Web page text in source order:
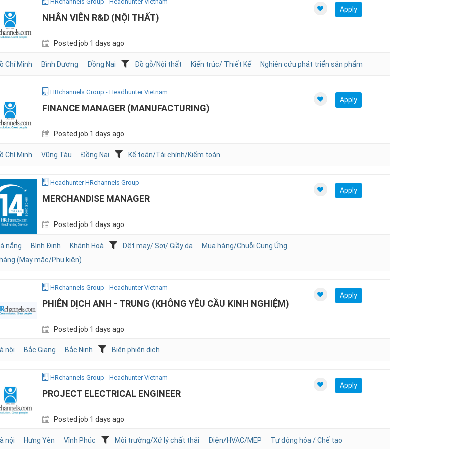
NHÂN VIÊN R&D (NỘI THẤT)
Posted job 1 days ago
Apply
Chí Minh Bình Dương Đồng Nai Đồ gỗ/Nội thất Kiến trúc/ Thiết Kế Nghiên cứu phát triển sản phẩm
HRchannels Group - Headhunter Vietnam
FINANCE MANAGER (MANUFACTURING)
Posted job 1 days ago
Apply
Chí Minh Vũng Tàu Đồng Nai Kế toán/Tài chính/Kiểm toán
Headhunter HRchannels Group
MERCHANDISE MANAGER
Posted job 1 days ago
Apply
nẵng Bình Định Khánh Hoà Dệt may/ Sợi/ Giầy da
Mua hàng/Chuỗi Cung Ứng
(May mặc/Phụ kiện)
HRchannels Group - Headhunter Vietnam
PHIÊN DỊCH ANH - TRUNG (KHÔNG YÊU CẦU KINH NGHIỆM)
Posted job 1 days ago
Apply
nội Bắc Giang Bắc Ninh Biên phiên dịch
HRchannels Group - Headhunter Vietnam
PROJECT ELECTRICAL ENGINEER
Posted job 1 days ago
Apply
nội Hưng Yên Vĩnh Phúc Môi trường/Xử lý chất thải Điện/HVAC/MEP Tự động hóa / Chế tạo